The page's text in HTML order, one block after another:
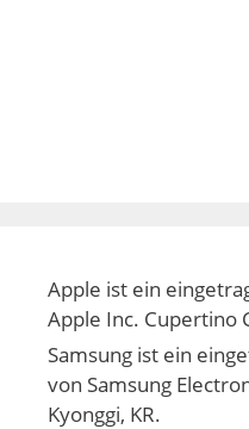
Apple ist ein
Apple Inc. Cupertino
Samsung ist ein
von Samsung
Kyonggi, KR.